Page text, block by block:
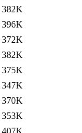
382K
396K
372K
382K
375K
347K
370K
353K